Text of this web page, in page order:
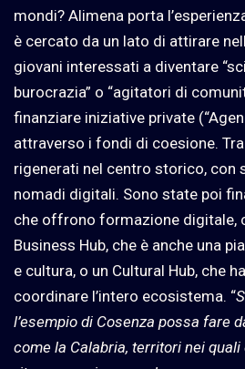
mondi? Alimena porta
è cercato da un lato di attirare
giovani interessati a diventare
burocrazia” o “agitatori di
finanziare iniziative private
attraverso i fondi di coesione.
rigenerati nel centro storico, con
nomadi digitali. Sono state poi
che offrono formazione digitale,
Business Hub, che è anche una
e cultura, o un Cultural Hub, che
coordinare l’intero ecosistema. “
l’esempio di Cosenza possa fare
come la Calabria, territori nei